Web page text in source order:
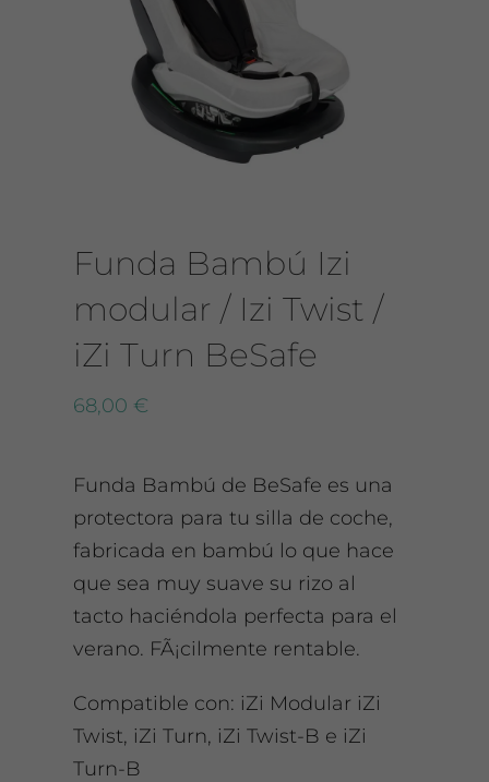
Funda Bambú Izi
modular / Izi Twist /
iZi Turn BeSafe
68,00 €
Funda Bambú de BeSafe es una
protectora para tu silla de coche,
fabricada en bambú lo que hace
que sea muy suave su rizo al
tacto haciéndola perfecta para el
verano. FÃ¡cilmente rentable.
Compatible con: iZi Modular iZi
Twist, iZi Turn, iZi Twist-B e iZi
Turn-B